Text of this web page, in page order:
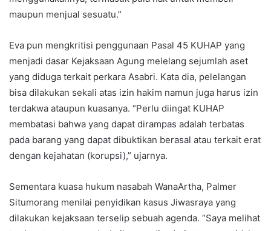
maupun menjual sesuatu.”
Eva pun mengkritisi penggunaan Pasal 45 KUHAP yang
menjadi dasar Kejaksaan Agung melelang sejumlah aset
yang diduga terkait perkara Asabri. Kata dia, pelelangan
bisa dilakukan sekali atas izin hakim namun juga harus izin
terdakwa ataupun kuasanya. “Perlu diingat KUHAP
membatasi bahwa yang dapat dirampas adalah terbatas
pada barang yang dapat dibuktikan berasal atau terkait erat
dengan kejahatan (korupsi),” ujarnya.
Sementara kuasa hukum nasabah WanaArtha, Palmer
Situmorang menilai penyidikan kasus Jiwasraya yang
dilakukan kejaksaan terselip sebuah agenda. “Saya melihat